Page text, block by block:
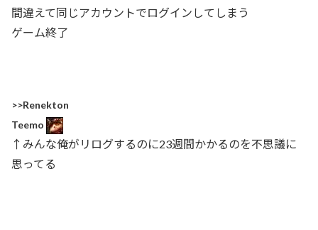
間違えて同じアカウントでログインしてしまう
ゲーム終了
>>Renekton
Teemo
↑みんな俺がリログするのに23週間かかるのを不思議に
思ってる